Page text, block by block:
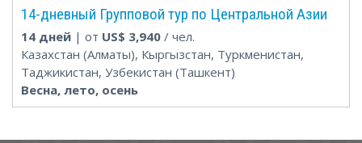
14-дневный Групповой тур по Центральной Азии
14 дней | от US$ 3,940 / чел.
Казахстан (Алматы), Кыргызстан, Туркменистан,
Таджикистан, Узбекистан (Ташкент)
Весна, лето, осень